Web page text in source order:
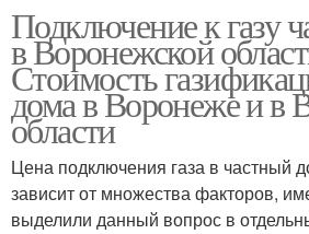
Подключение к газу
в Воронежской
Стоимость
дома в Воронеже и в
области
Цена подключения газа в частный
зависит от множества факторов,
выделили данный вопрос в